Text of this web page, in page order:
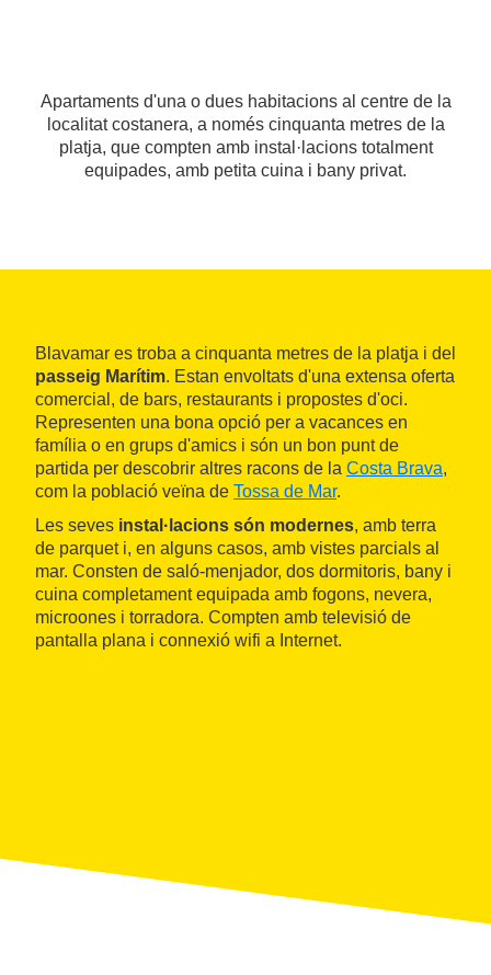
Apartaments d'una o dues habitacions al centre de la
localitat costanera, a només cinquanta metres de la
platja, que compten amb instal·lacions totalment
equipades, amb petita cuina i bany privat.
Blavamar es troba a cinquanta metres de la platja i del
passeig Marítim. Estan envoltats d'una extensa oferta
comercial, de bars, restaurants i propostes d'oci.
Representen una bona opció per a vacances en
família o en grups d'amics i són un bon punt de
partida per descobrir altres racons de la Costa Brava,
com la població veïna de Tossa de Mar.
Les seves instal·lacions són modernes, amb terra
de parquet i, en alguns casos, amb vistes parcials al
mar. Consten de saló-menjador, dos dormitoris, bany i
cuina completament equipada amb fogons, nevera,
microones i torradora. Compten amb televisió de
pantalla plana i connexió wifi a Internet.